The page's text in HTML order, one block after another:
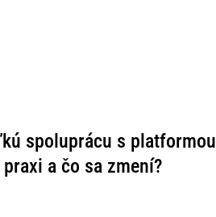
spoluprácu s platformou
a čo sa zmení?